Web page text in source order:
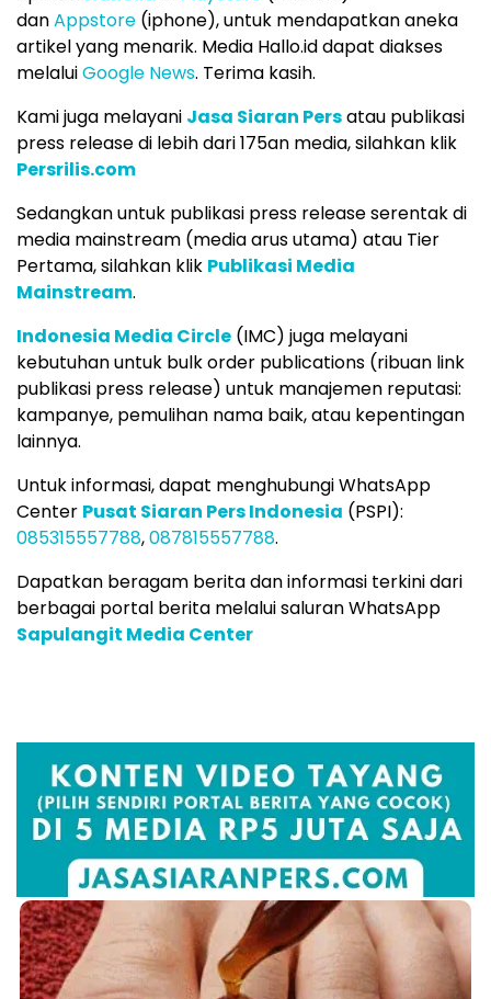
danAppstore (iphone), untuk mendapatkan aneka
artikel yang menarik. Media Hallo.id dapat diakses
melaluiGoogle News. Terima kasih.
Kami juga melayani Jasa Siaran Persatau publikasi
press release di lebih dari 175an media, silahkan klik
Persrilis.com
Sedangkan untuk publikasi press release serentak di
media mainstream (media arus utama) atau Tier
Pertama, silahkan klik Publikasi Media
Mainstream.
Indonesia Media Circle (IMC) juga melayani
kebutuhan untuk bulk order publications (ribuan link
publikasi press release) untuk manajemen reputasi:
kampanye, pemulihan nama baik, atau kepentingan
lainnya.
Untuk informasi, dapat menghubungi WhatsApp
Center Pusat Siaran Pers Indonesia (PSPI):
085315557788,087815557788.
Dapatkan beragam berita dan informasi terkini dari
berbagai portal berita melalui saluran WhatsApp
Sapulangit Media Center